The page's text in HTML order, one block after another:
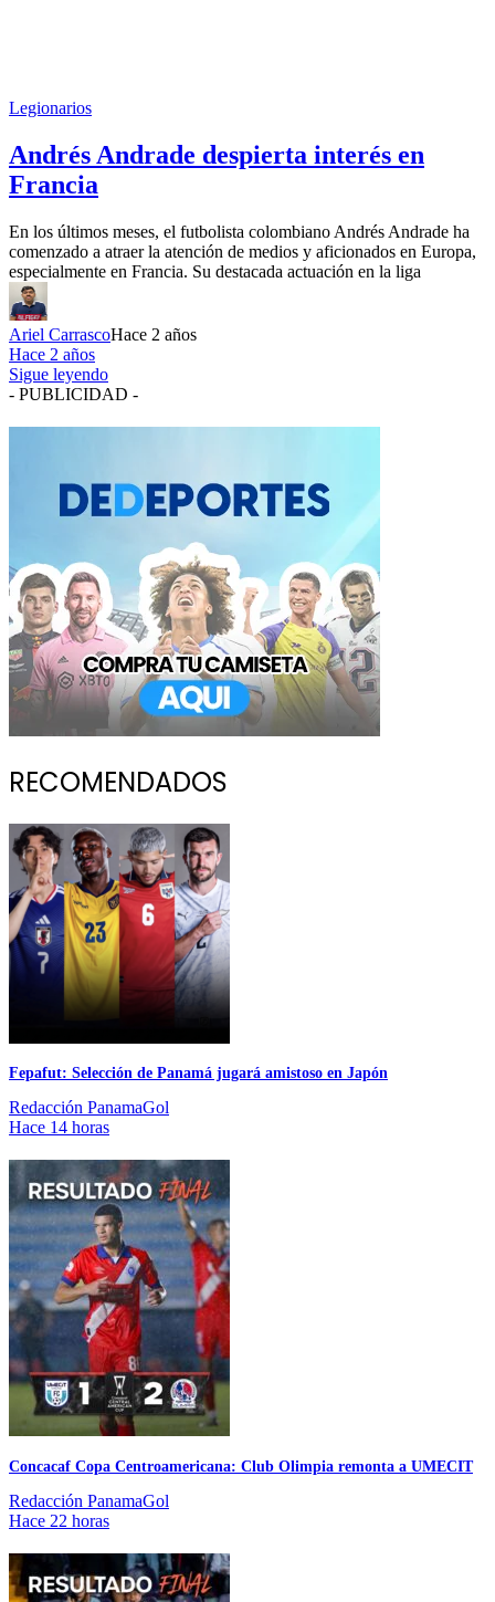
Legionarios
Andrés Andrade despierta interés en
Francia
En los últimos meses, el futbolista colombiano Andrés Andrade ha
comenzado a atraer la atención de medios y aficionados en Europa,
especialmente en Francia. Su destacada actuación en la liga
Ariel CarrascoHace 2 años
Hace 2 años
Sigue leyendo
- PUBLICIDAD -
RECOMENDADOS
Fepafut: Selección de Panamá jugará amistoso en Japón
Redacción PanamaGol
Hace 14 horas
Concacaf Copa Centroamericana: Club Olimpia remonta a UMECIT
Redacción PanamaGol
Hace 22 horas